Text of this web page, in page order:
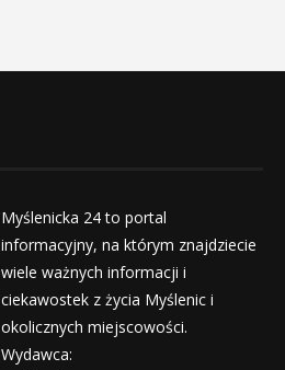
Myślenicka 24 to portal
informacyjny, na którym znajdziecie
wiele ważnych informacji i
ciekawostek z życia Myślenic i
okolicznych miejscowości.
Wydawca: